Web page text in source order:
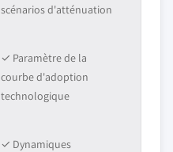
scénarios d'atténuation
✓ Paramètre de la
courbe d'adoption
technologique
✓ Dynamiques